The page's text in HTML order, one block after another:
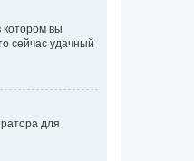
котором вы
сейчас удачный
для